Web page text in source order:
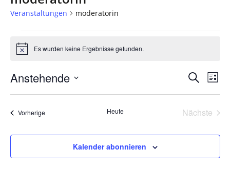
Veranstaltungen moderatorin
HinweisEs wurden keine Ergebnisse gefunden.
und
SucheListe
Anstehende
wählen.
VorherigeVeranstaltungen Heute Nächste
Kalender abonnieren